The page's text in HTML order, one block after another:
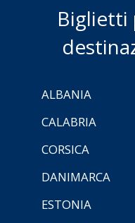
Biglietti
ALBANIA
CALABRIA
CORSICA
DANIMARCA
ESTONIA